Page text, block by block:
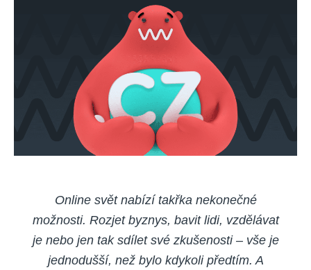
doménu
naplno?
Online svět nabízí takřka nekonečné
možnosti. Rozjet byznys, bavit lidi, vzdělávat
je nebo jen tak sdílet své zkušenosti – vše je
jednodušší, než bylo kdykoli předtím. A